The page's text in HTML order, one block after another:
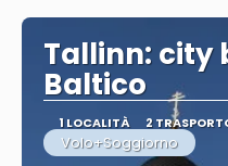
Tallinn: city
Baltico
1 LOCALITÀ 2
Volo+Soggiorno